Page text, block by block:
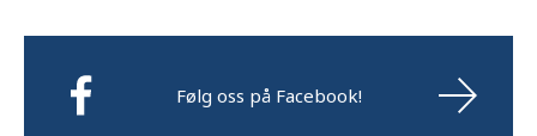
Følg oss på Facebook!